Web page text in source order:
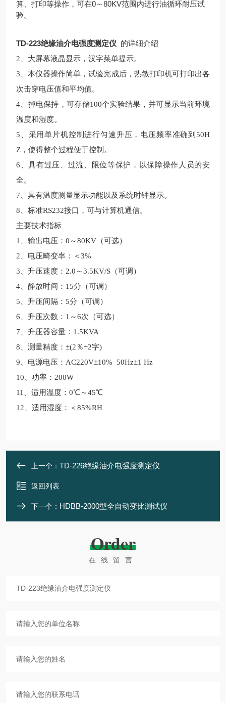
算、打印等操作，可在0～80KV范围内进行油循环耐压试
验。
TD-223绝缘油介电强度测定仪 的详细介绍
2 、大屏幕液晶显示，汉字菜单提示。
3 、本仪器操作简单，试验完成后，热敏打印机可打印出各
次击穿电压值和平均值。
4 、掉电保持，可存储100个实验结果，并可显示当前环境
温度和湿度。
5 、采用单片机控制进行匀速升压，电压频率准确到50H
Z，使得整个过程便于控制。
6 、具有过压、过流、限位等保护，以保障操作人员的安
全。
7 、具有温度测量显示功能以及系统时钟显示。
8 、标准RS232接口，可与计算机通信。
主要技术指标
1
、输出电压：0～80KV（可选）
2、电压畸变率：＜3%
3 、升压速度：2.0～3.5KV/S（可调）
4、静放时间：15分（可调）
5、升压间隔：5分（可调）
6、升压次数：1～6次（可选）
7、升压器容量：1.5KVA
8、测量精度：±(2％+2字)
9、电源电压：AC220V±10% 50Hz±1 Hz
10 、功率：200W
11、适用温度：0℃～45℃
12、适用湿度：＜85%RH
上一个： TD-226绝缘油介电强度测定仪
返回列表
下一个： HDBB-2000型全自动变比测试仪
Order
在线留言